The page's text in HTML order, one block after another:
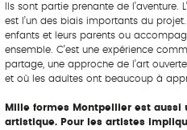
Ils sont partie prenante de
est l’un des biais importants du
enfants et leurs parents ou
ensemble. C’est une expérience
partage, une approche de l’art
et où les adultes ont beaucoup à
Mille formes Montpellier est
artistique. Pour les artistes